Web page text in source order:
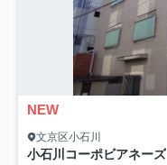
NEW
文京区小石川
小石川コーポビアネーズ